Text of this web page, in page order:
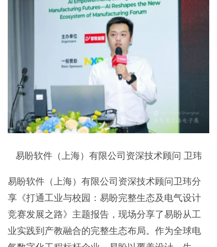
易盼软件（上海）有限公司资深技术顾问 卫玮
易盼软件（上海）有限公司资深技术顾问卫玮分
享《打通工业与校园：易盼完整生态及电气设计
竞赛发展之路》主题报告，现场分享了易盼从工
业实践到产教融合的完整生态布局。作为全球电